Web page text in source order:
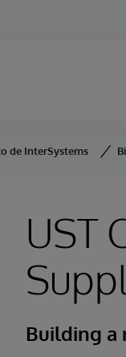
de InterSystems
UST
Building a